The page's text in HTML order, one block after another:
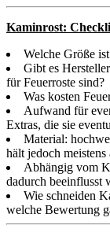
Kaminrost:
Welche Größe
Gibt es
für Feuerroste sind?
Was kosten
Aufwand für
Extras, die sie
Material:
hält jedoch meistens
Abhängig vom
dadurch beeinflusst
Wie schneiden
welche Bewertung